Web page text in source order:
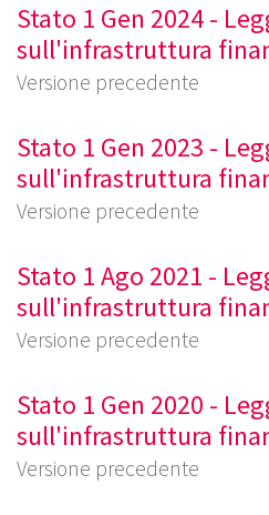
Stato 1 Gen 2024 -
sull'infrastruttura
Versione precedente
Stato 1 Gen 2023 -
sull'infrastruttura
Versione precedente
Stato 1 Ago 2021 -
sull'infrastruttura
Versione precedente
Stato 1 Gen 2020 -
sull'infrastruttura
Versione precedente